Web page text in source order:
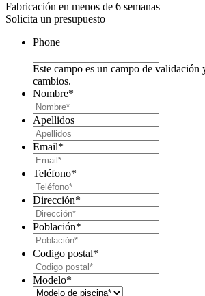
Fabricación en menos de 6 semanas
Solicita un presupuesto
Phone
Este campo es un campo de validación
cambios.
Nombre*
Apellidos
Email*
Teléfono*
Dirección*
Población*
Codigo postal*
Modelo*